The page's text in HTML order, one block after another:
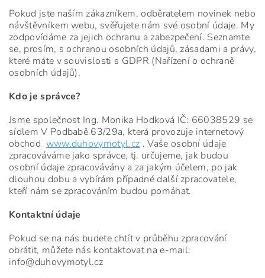
Pokud jste naším zákazníkem, odběratelem novinek nebo
návštěvníkem webu, svěřujete nám své osobní údaje. My
zodpovídáme za jejich ochranu a zabezpečení. Seznamte
se, prosím, s ochranou osobních údajů, zásadami a právy,
které máte v souvislosti s GDPR (Nařízení o ochraně
osobních údajů).
Kdo je správce?
Jsme společnost Ing. Monika Hodková IČ: 66038529 se
sídlem V Podbabě 63/29a, která provozuje internetový
obchod www.duhovymotyl.cz . Vaše osobní údaje
zpracováváme jako správce, tj. určujeme, jak budou
osobní údaje zpracovávány a za jakým účelem, po jak
dlouhou dobu a vybírám případné další zpracovatele,
kteří nám se zpracováním budou pomáhat.
Kontaktní údaje
Pokud se na nás budete chtít v průběhu zpracování
obrátit, můžete nás kontaktovat na e-mail:
info@duhovymotyl.cz